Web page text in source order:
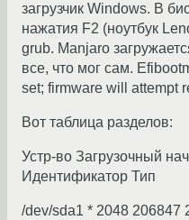
загрузчик Windows. В
нажатия F2 (ноутбук
grub. Manjaro
все, что мог сам.
set; firmware will attempt
Вот таблица разделов:
Устр-во Загрузочный
Идентификатор Тип
/dev/sda1 * 2048 206847